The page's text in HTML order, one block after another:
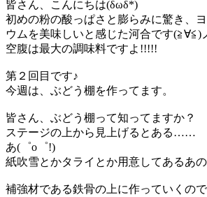
皆さん、こんにちは(δωδ*)
初めの粉の酸っぱさと膨らみに驚き、
ウムを美味しいと感じた河合です(≧∀≦)
空腹は最大の調味料ですよ!!!!!
第２回目です♪
今週は、ぶどう棚を作ってます。
皆さん、ぶどう棚って知ってますか？
ステージの上から見上げるとある……
あ(゜o゜!)
紙吹雪とかタライとか用意してあるあ
補強材である鉄骨の上に作っていくの